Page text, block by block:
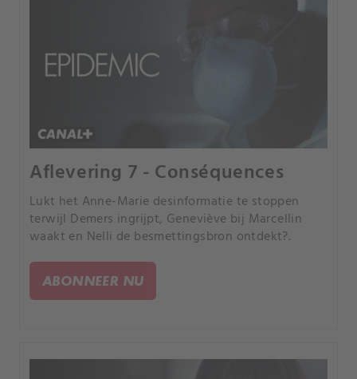
Aflevering 7 - Conséquences
Lukt het Anne-Marie desinformatie te stoppen
terwijl Demers ingrijpt, Geneviève bij Marcellin
waakt en Nelli de besmettingsbron ontdekt?.
ABONNEER NU